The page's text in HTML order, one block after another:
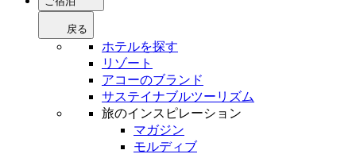
戻る
ホテルを探す
リゾート
アコーのブランド
サステイナブルツーリズム
旅のインスピレーション
マガジン
モルディブ